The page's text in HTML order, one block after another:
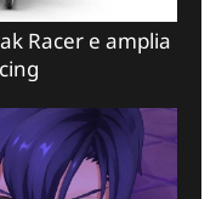
Racer e amplia